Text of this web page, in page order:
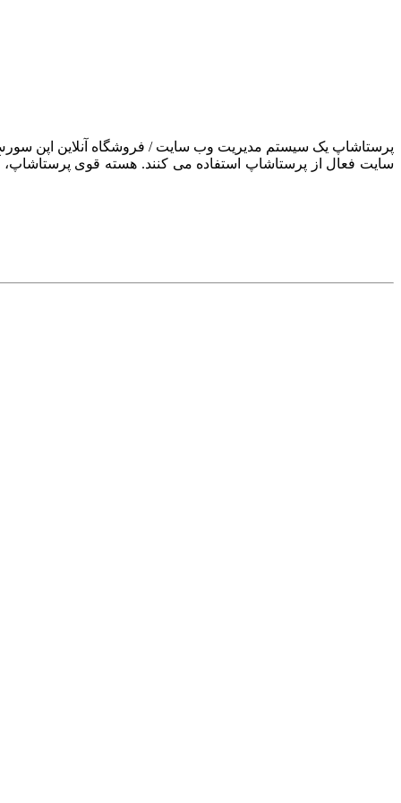
سایت فعال از پرستاشاپ استفاده می کنند. هسته قوی پرستاشاپ،